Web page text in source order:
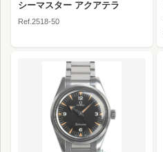
シーマスター アクアテラ
Ref.2518-50